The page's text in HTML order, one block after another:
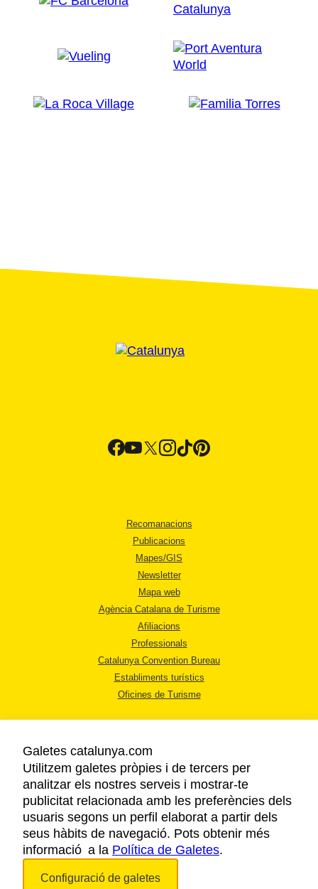
Recomanacions
Publicacions
Mapes/GIS
Newsletter
Mapa web
Agència Catalana de Turisme
Afiliacions
Professionals
Catalunya Convention Bureau
Establiments turístics
Oficines de Turisme
AVÍS LEGAL
POLÍTICA DE PRIVACITAT
COOKIES
ACCESSIBILITAT
Galetes catalunya.com
Utilitzem galetes pròpies i de tercers per
analitzar els nostres serveis i mostrar-te
publicitat relacionada amb les preferències dels
usuaris segons un perfil elaborat a partir dels
seus hàbits de navegació. Pots obtenir més
informació a la Política de Galetes.
Configuració de galetes